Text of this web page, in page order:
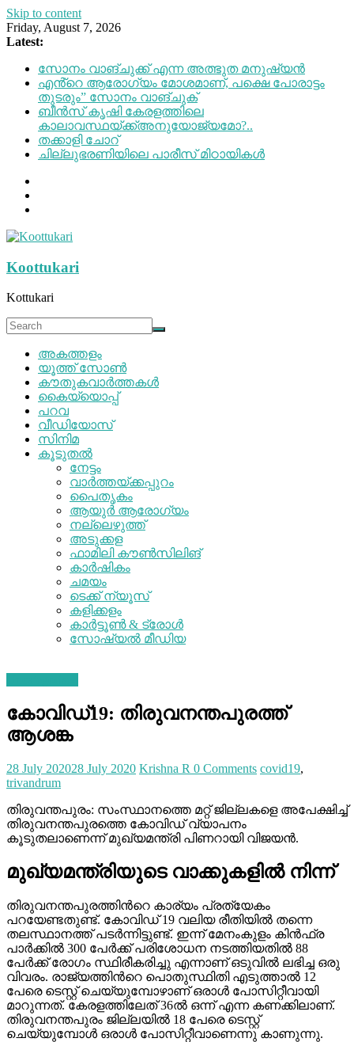
Skip to content
Friday, August 7, 2026
Latest:
സോനം വാങ്ചുക്ക് എന്ന അത്ഭുത മനുഷ്യന്‍
എൻ്റെ ആരോഗ്യം മോശമാണ്, പക്ഷെ പോരാട്ടം
തുടരും” സോനം വാങ്ചുക്
ബീന്‍സ് കൃഷി കേരളത്തിലെ
കാലാവസ്ഥയ്ക്ക്അനുയോജ്യമോ?..
തക്കാളി ചോറ്
ചില്ലുഭരണിയിലെ പാരീസ് മിഠായികള്‍
Koottukari
Kottukari
അകത്തളം
യൂത്ത് സോൺ
കൗതുകവാർത്തകൾ
കൈയ്യൊപ്പ്
പറവ
വീഡിയോസ്
സിനിമ
കൂടുതൽ
നേട്ടം
വാർത്തയ്ക്കപ്പുറം
പൈതൃകം
ആയുർ ആരോഗ്യം
നല്ലെഴുത്ത്
അടുക്കള
ഫാമിലി കൗൺസിലിങ്
കാർഷികം
ചമയം
ടെക്ക് ന്യൂസ്
കളിക്കളം
കാർട്ടൂൺ & ട്രോൾ
സോഷ്യല്‍ മീഡിയ
കോവിഡ്19: തിരുവനന്തപുരത്ത്
ആശങ്ക
28 July 202028 July 2020 Krishna R 0 Comments covid19,
trivandrum
തിരുവന്തപുരം: സംസ്ഥാനത്തെ മറ്റ് ജില്ലകളെ അപേക്ഷിച്ച്
തിരുവനന്തപുരത്തെ കോവിഡ് വ്യാപനം
കൂടുതലാണെന്ന് മുഖ്യമന്ത്രി പിണറായി വിജയന്‍.
മുഖ്യമന്ത്രിയുടെ വാക്കുകളില്‍ നിന്ന്
തിരുവനന്തപുരത്തിന്‍റെ കാര്യം പ്രത്യേകം
പറയേണ്ടതുണ്ട്. കോവിഡ് 19 വലിയ രീതിയില്‍ തന്നെ
തലസ്ഥാനത്ത് പടര്‍ന്നിട്ടുണ്ട്. ഇന്ന് മേനംകുളം കിന്‍ഫ്ര
പാര്‍ക്കില്‍ 300 പേര്‍ക്ക് പരിശോധന നടത്തിയതില്‍ 88
പേര്‍ക്ക് രോഗം സ്ഥിരീകരിച്ചു എന്നാണ് ഒടുവില്‍ ലഭിച്ച ഒരു
വിവരം. രാജ്യത്തിന്‍റെ പൊതുസ്ഥിതി എടുത്താല്‍ 12
പേരെ ടെസ്റ്റ് ചെയ്യുമ്പോഴാണ് ഒരാള്‍ പോസിറ്റീവായി
മാറുന്നത്. കേരളത്തിലേത് 36ല്‍ ഒന്ന് എന്ന കണക്കിലാണ്.
തിരുവനന്തപുരം ജില്ലയില്‍ 18 പേരെ ടെസ്റ്റ്
ചെയ്യുമ്പോള്‍ ഒരാള്‍ പോസിറ്റീവാണെന്നു കാണുന്നു.